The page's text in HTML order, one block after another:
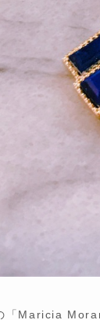
「Maricia